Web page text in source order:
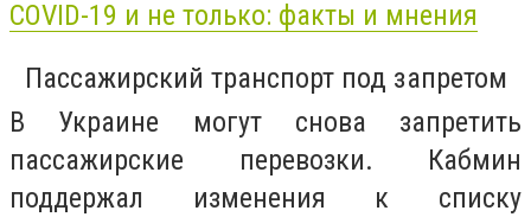
COVID-19 и не только: факты и мнения
Пассажирский транспорт под запретом
В Украине могут снова запретить
пассажирские перевозки. Кабмин
поддержал изменения к списку